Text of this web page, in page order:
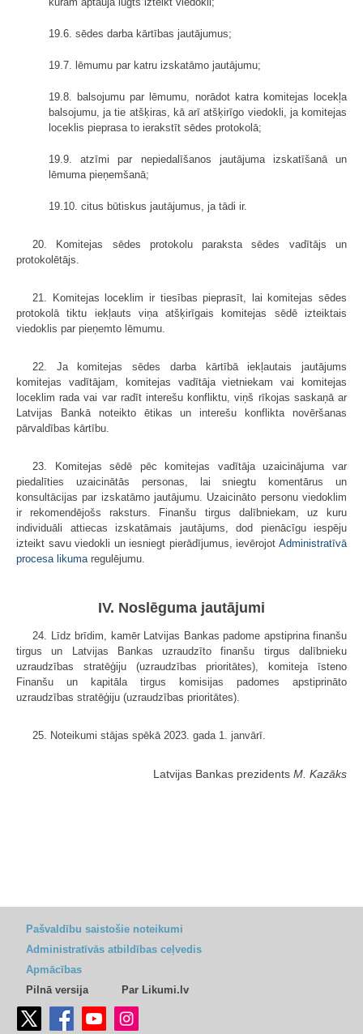
19.6. sēdes darba kārtības jautājumus;
19.7. lēmumu par katru izskatāmo jautājumu;
19.8. balsojumu par lēmumu, norādot katra komitejas locekļa
balsojumu, ja tie atšķiras, kā arī atšķirīgo viedokli, ja komitejas
loceklis pieprasa to ierakstīt sēdes protokolā;
19.9. atzīmi par nepiedalīšanos jautājuma izskatīšanā un
lēmuma pieņemšanā;
19.10. citus būtiskus jautājumus, ja tādi ir.
20. Komitejas sēdes protokolu paraksta sēdes vadītājs un
protokolētājs.
21. Komitejas loceklim ir tiesības pieprasīt, lai komitejas sēdes
protokolā tiktu iekļauts viņa atšķirīgais komitejas sēdē izteiktais
viedoklis par pieņemto lēmumu.
22. Ja komitejas sēdes darba kārtībā iekļautais jautājums
komitejas vadītājam, komitejas vadītāja vietniekam vai komitejas
loceklim rada vai var radīt interešu konfliktu, viņš rīkojas saskaņā ar
Latvijas Bankā noteikto ētikas un interešu konflikta novēršanas
pārvaldības kārtību.
23. Komitejas sēdē pēc komitejas vadītāja uzaicinājuma var
piedalīties uzaicinātās personas, lai sniegtu komentārus un
konsultācijas par izskatāmo jautājumu. Uzaicināto personu viedoklim
ir rekomendējošs raksturs. Finanšu tirgus dalībniekam, uz kuru
individuāli attiecas izskatāmais jautājums, dod pienācīgu iespēju
izteikt savu viedokli un iesniegt pierādījumus, ievērojot Administratīvā
procesa likuma regulējumu.
IV. Noslēguma jautājumi
24. Līdz brīdim, kamēr Latvijas Bankas padome apstiprina finanšu
tirgus un Latvijas Bankas uzraudzīto finanšu tirgus dalībnieku
uzraudzības stratēģiju (uzraudzības prioritātes), komiteja īsteno
Finanšu un kapitāla tirgus komisijas padomes apstiprināto
uzraudzības stratēģiju (uzraudzības prioritātes).
25. Noteikumi stājas spēkā 2023. gada 1. janvārī.
Latvijas Bankas prezidents M. Kazāks
Pašvaldību saistošie noteikumi
Administratīvās atbildības ceļvedis
Apmācības
Pilnā versija
Par Likumi.lv